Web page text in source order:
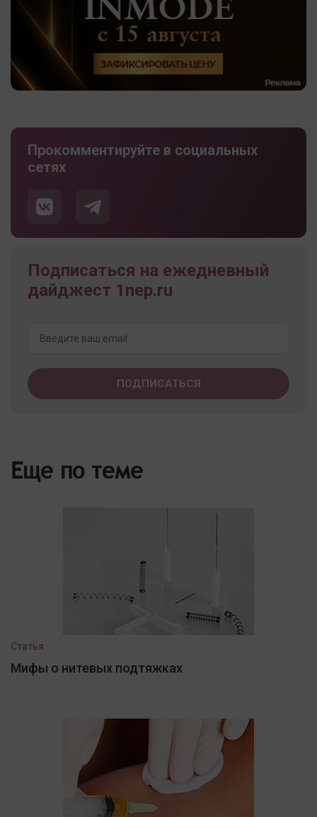
Прокомментируйте в социальных
сетях
Подписаться на ежедневный
дайджест 1nep.ru
Еще по теме
Статья
Мифы о нитевых подтяжках